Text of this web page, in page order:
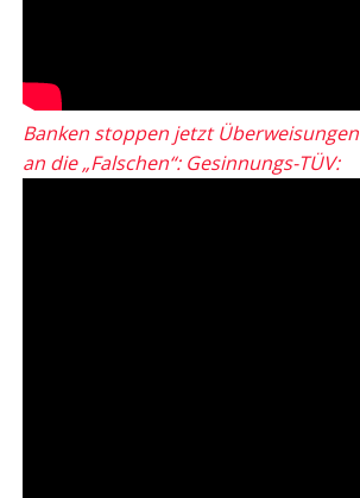
Banken stoppen jetzt Überweisungen
an die „Falschen“: Gesinnungs-TÜV: